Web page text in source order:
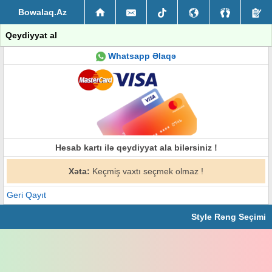
Bowalaq.Az
Qeydiyyat al
Whatsapp Əlaqə
Hesab kartı ilə qeydiyyat ala bilərsiniz !
Xəta: Keçmiş vaxtı seçmek olmaz !
Geri Qayıt
Style Rəng Seçimi